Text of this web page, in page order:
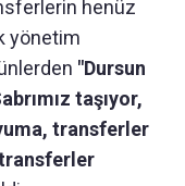
henüz
yönetim
"Dursun
taşıyor,
transferler